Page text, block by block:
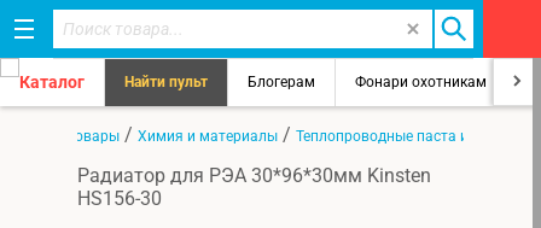
Каталог Найти пульт Блогерам Фонари охотникам
Все товары / Химия и материалы / Теплопроводные паста и
Радиатор для РЭА 30*96*30мм Kinsten
HS156-30